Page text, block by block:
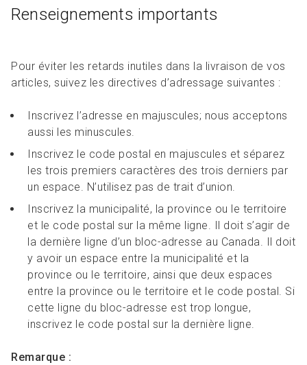
Renseignements importants
Pour éviter les retards inutiles dans la livraison de vos
articles, suivez les directives d’adressage suivantes :
Inscrivez l’adresse en majuscules; nous acceptons
aussi les minuscules.
Inscrivez le code postal en majuscules et séparez
les trois premiers caractères des trois derniers par
un espace. N’utilisez pas de trait d’union.
Inscrivez la municipalité, la province ou le territoire
et le code postal sur la même ligne. Il doit s’agir de
la dernière ligne d’un bloc-adresse au Canada. Il doit
y avoir un espace entre la municipalité et la
province ou le territoire, ainsi que deux espaces
entre la province ou le territoire et le code postal. Si
cette ligne du bloc-adresse est trop longue,
inscrivez le code postal sur la dernière ligne.
Remarque :